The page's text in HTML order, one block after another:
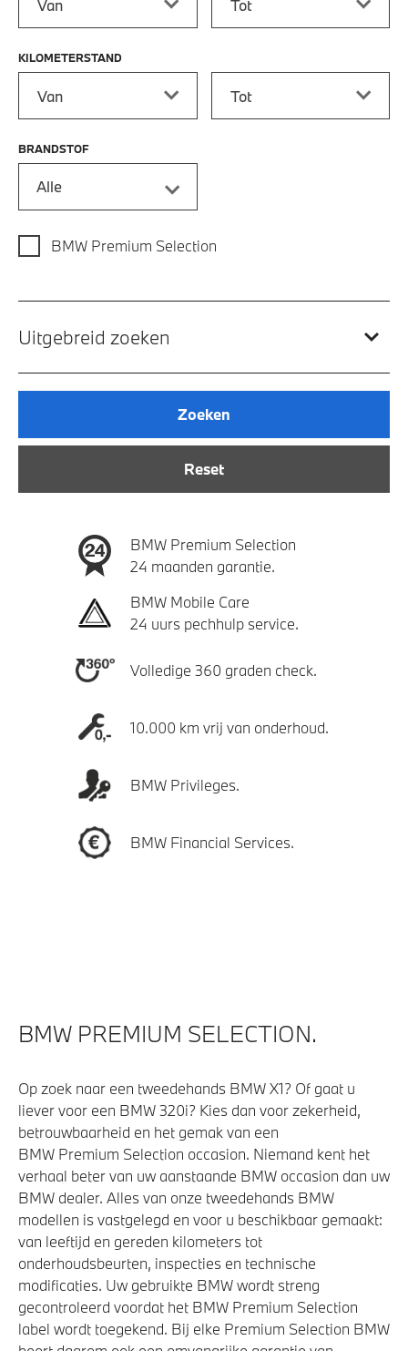
KILOMETERSTAND
BRANDSTOF
Alle
BMW Premium Selection
Uitgebreid zoeken
Reset
Zoeken
BMW Premium Selection
24 maanden garantie.
BMW Mobile Care
24 uurs pechhulp service.
Volledige 360 graden check.
10.000 km vrij van onderhoud.
BMW Privileges.
BMW Financial Services.
BMW PREMIUM SELECTION.
Op zoek naar een tweedehands BMW X1? Of gaat u
liever voor een BMW 320i? Kies dan voor zekerheid,
betrouwbaarheid en het gemak van een
BMW Premium Selection occasion. Niemand kent het
verhaal beter van uw aanstaande BMW occasion dan uw
BMW dealer. Alles van onze tweedehands BMW
modellen is vastgelegd en voor u beschikbaar gemaakt:
van leeftijd en gereden kilometers tot
onderhoudsbeurten, inspecties en technische
modificaties. Uw gebruikte BMW wordt streng
gecontroleerd voordat het BMW Premium Selection
label wordt toegekend. Bij elke Premium Selection BMW